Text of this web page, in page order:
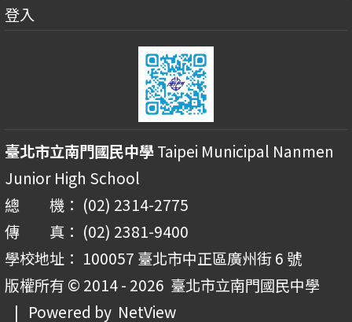
登入
臺北市立南門國民中學Taipei Municipal Nanmen
Junior High School
總 機： (02) 2314-2775
傳 真： (02) 2381-9400
學校地址： 100057 臺北市中正區廣州街 6 號
版權所有 © 2014 - 2026 臺北市立南門國民中學
| Powered by NetView